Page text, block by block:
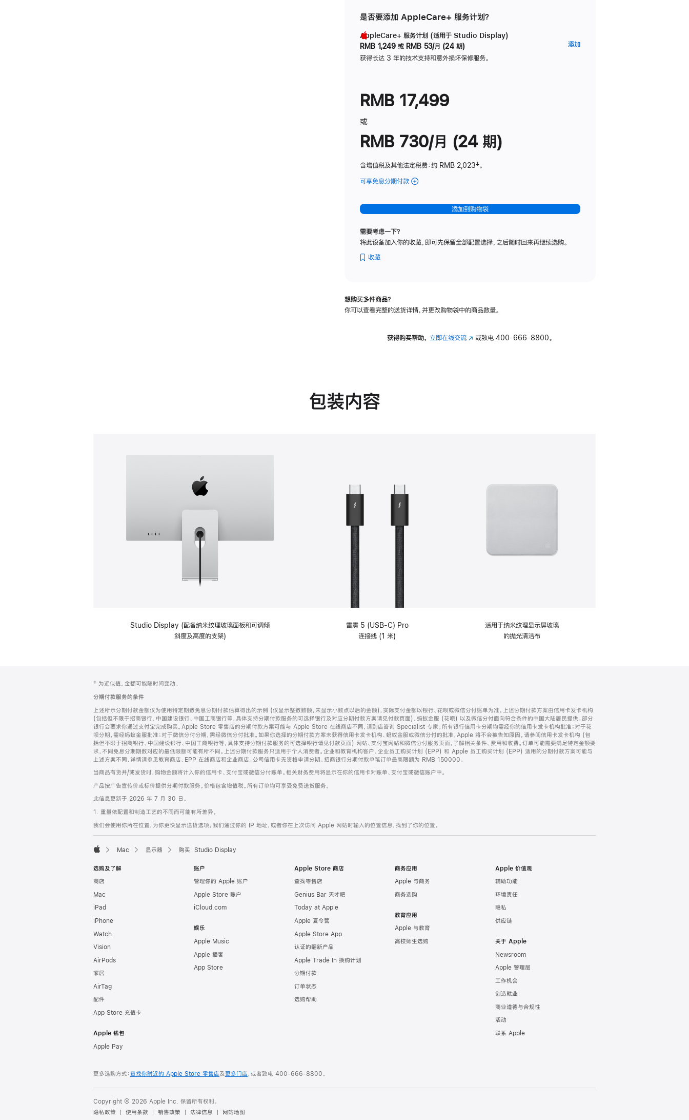
是否要添加 AppleCare+ 服务计划？
AppleCare+ 服务计划 (适用于 Studio Display)
RMB 1,249 或 RMB 53/月 (24 期)
获得长达 3 年的技术支持和意外损坏保修服务。
添加
RMB 17,499
或
RMB 730/月 (24 期)
含增值税及其他法定税费：约 RMB 2,023脚
‡。
可享免息分期付款 (Studio
-
纳
理
可
斜
添加到购物袋
需要考虑一下？
将此设备加入你的收藏，即可先保留全部配置选择，之后随时回来再继续选购。
收藏
想购买多件商品？
你可以查看完整的送货详情，并更改购物袋中的商品数量。
获得购买帮助， 立即在线交流(在 或致电400-666-8800。
包装内容
Studio Display (配备纳米纹理玻璃面板和可调倾
斜度及高度的支架)
雷雳 5 (USB-C) Pro
连接线 (1 米)
适用于纳米纹理显示屏玻璃
的抛光清洁布
页
脚
注
‡ 为近似值。金额可能随时间变动。
分期付款服务的条件
上述所示分期付款金额仅为使用特定期数免息分期付款估算得出的示例 (仅显示整数数额，未显示小数点以后的金额)，实际支付金额以银行、花呗或微信分付账单为准。上述分期付款方案由信用卡发卡机构
(包括但不限于招商银行、中国建设银行、中国工商银行等，具体支持分期付款服务的可选择银行及对应分期付款方案请见付款页面)、蚂蚁金服 (花呗) 以及微信分付面向符合条件的中国大陆居民提供。部分
银行会要求你通过支付宝完成购买。Apple Store 零售店的分期付款方案可能与 Apple Store 在线商店不同，请到店咨询 Specialist 专家。所有银行信用卡分期均需经你的信用卡发卡机构批准；对于花
呗分期，需经蚂蚁金服批准；对于微信分付分期，需经微信分付批准。如果你选择的分期付款方案未获得信用卡发卡机构、蚂蚁金服或微信分付的批准，Apple 将不会被告知原因。请参阅信用卡发卡机构 (包
括但不限于招商银行、中国建设银行、中国工商银行等，具体支持分期付款服务的可选择银行请见付款页面) 网站、支付宝网站和微信分付服务页面，了解相关条件、费用和收费。订单可能需要满足特定金额要
求，不同免息分期期数对应的最低限额可能有所不同。上述分期付款服务只适用于个人消费者。企业和教育机构客户、企业员工购买计划 (EPP) 和 Apple 员工购买计划 (EPP) 适用的分期付款方案可能与
上述方案不同，详情请参见教育商店、EPP 在线商店和企业商店。公司信用卡无资格申请分期。招商银行分期付款单笔订单最高限额为 RMB 150000。
当商品有货并/或发货时，购物金额将计入你的信用卡、支付宝或微信分付账单。相关财务费用将显示在你的信用卡对账单、支付宝或微信账户中。
产品按广告宣传价或标价提供分期付款服务。价格包含增值税。所有订单均可享受免费送货服务。
此信息更新于 2026 年 7 月 30 日。
1. 重量依配置和制造工艺的不同而可能有所差异。
我们会使用你所在位置，为你更快显示送货选项。我们通过你的 IP 地址，或者你在上次访问 Apple 网站时输入的位置信息，找到了你的位置。
Mac 显示器 购买 Studio Display
选购及了解
商店
Mac
iPad
iPhone
Watch
Vision
AirPods
家居
AirTag
配件
App Store 充值卡
Apple 钱包
Apple Pay
账户
管理你的 Apple 账户
Apple Store 账户
iCloud.com
娱乐
Apple Music
Apple 播客
App Store
Apple Store 商店
查找零售店
Genius Bar 天才吧
Today at Apple
Apple 夏令营
Apple Store App
认证的翻新产品
Apple Trade In 换购计划
分期付款
订单状态
选购帮助
商务应用
Apple 与商务
商务选购
教育应用
Apple 与教育
高校师生选购
Apple 价值观
辅助功能
环境责任
隐私
供应链
关于 Apple
Newsroom
Apple 管理层
工作机会
创造就业
商业道德与合规性
活动
联系 Apple
更多选购方式：查找你附近的 Apple Store 零售店及更多门店，或者致电 400-666-8800。
Copyright © 2026 Apple Inc. 保留所有权利。
隐私政策
使用条款 销售政策 法律信息 网站地图